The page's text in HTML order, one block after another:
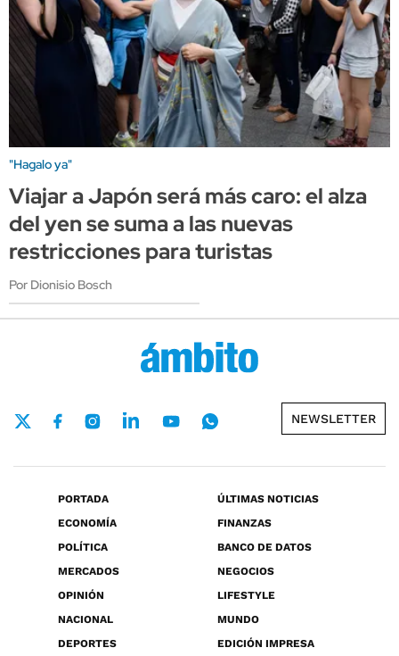
"Hagalo ya"
Viajar a Japón será más caro: el alza
del yen se suma a las nuevas
restricciones para turistas
Por Dionisio Bosch
NEWSLETTER
PORTADA
ÚLTIMAS NOTICIAS
ECONOMÍA
FINANZAS
POLÍTICA
BANCO DE DATOS
MERCADOS
NEGOCIOS
OPINIÓN
LIFESTYLE
NACIONAL
MUNDO
DEPORTES
EDICIÓN IMPRESA